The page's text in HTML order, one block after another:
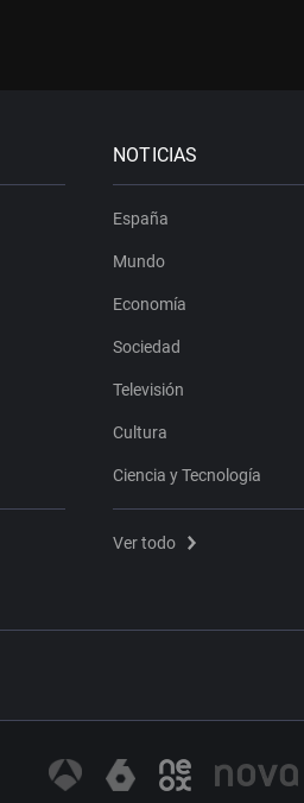
NOTICIAS
España
Mundo
Economía
Sociedad
Televisión
Cultura
Ciencia y Tecnología
Ver todo